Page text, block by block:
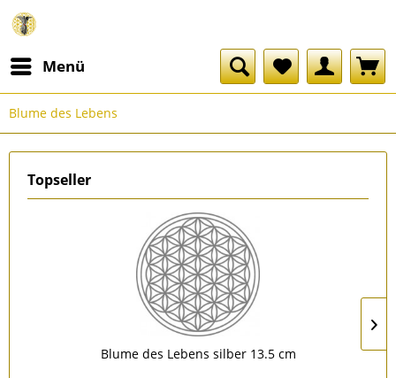
Menü
Blume des Lebens
Topseller
Blume des Lebens silber 13.5 cm